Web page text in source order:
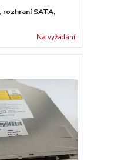
rozhraní SATA,
Na vyžádání